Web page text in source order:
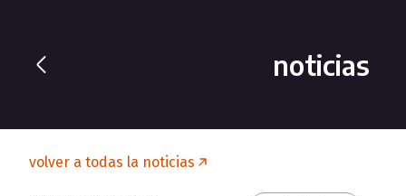
noticias
volver a todas la noticias